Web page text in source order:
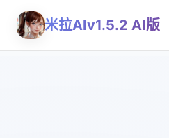
米拉AIv1.5.2 AI版